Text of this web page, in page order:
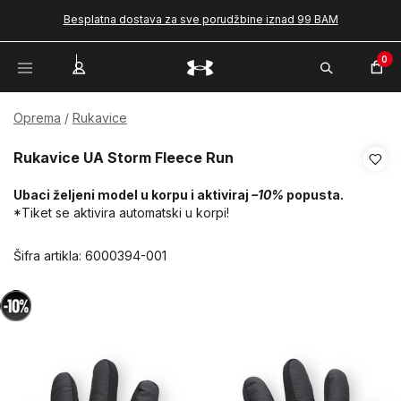
Besplatna dostava za sve porudžbine iznad 99 BAM
0
Oprema Rukavice
Rukavice UA Storm Fleece Run
Ubaci željeni model u korpu i aktiviraj –10% popusta.
*Tiket se aktivira automatski u korpi!
Šifra artikla: 6000394-001